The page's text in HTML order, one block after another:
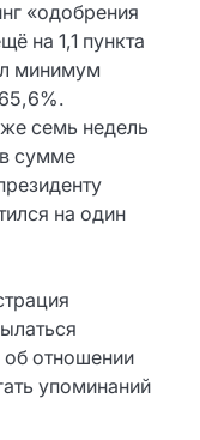
«одобрения
на 1,1 пункта
минимум
семь недель
сумме
на один
отношении
упоминаний